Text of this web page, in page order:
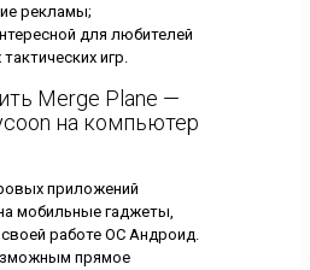
рекламы;
для любителей
игр.
Merge Plane —
на компьютер
приложений
мобильные гаджеты,
работе ОС Андроид.
прямое